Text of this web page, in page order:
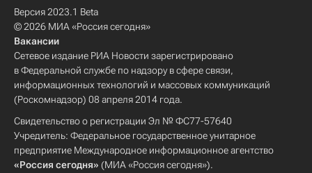
Версия 2023.1 Beta
© 2026 МИА «Россия сегодня»
Вакансии
Сетевое издание РИА Новости зарегистрировано
в Федеральной службе по надзору в сфере связи,
информационных технологий и массовых коммуникаций
(Роскомнадзор) 08 апреля 2014 года.
Свидетельство о регистрации Эл № ФС77-57640
Учредитель: Федеральное государственное унитарное
предприятие Международное информационное агентство
«Россия сегодня» (МИА «Россия сегодня»).